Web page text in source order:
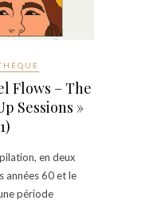
Flows – The
Sessions »
en deux
années 60 et le
période